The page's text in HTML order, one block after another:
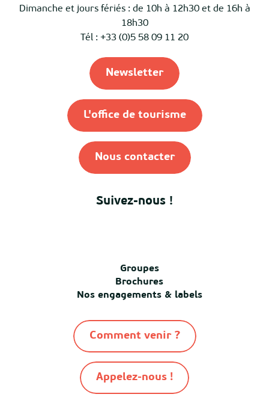
Dimanche et jours fériés : de 10h à 12h30 et de 16h à
18h30
Tél : +33 (0)5 58 09 11 20
Newsletter
L'office de tourisme
Nous contacter
Suivez-nous !
Groupes
Brochures
Nos engagements & labels
Comment venir ?
Appelez-nous !